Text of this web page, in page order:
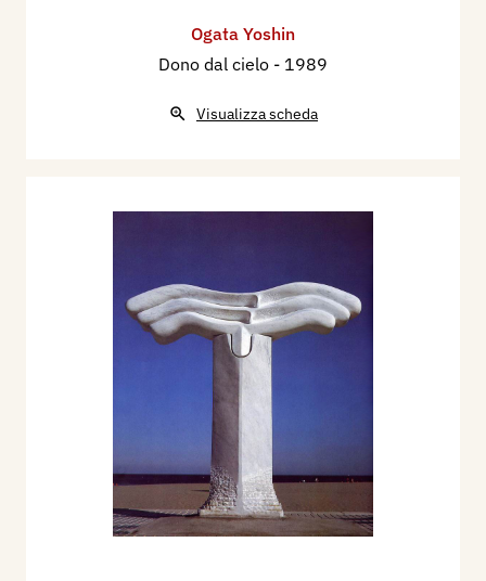
Ogata Yoshin
Dono dal cielo - 1989
Visualizza scheda